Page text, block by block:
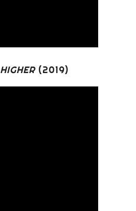
HIGHER(2019)